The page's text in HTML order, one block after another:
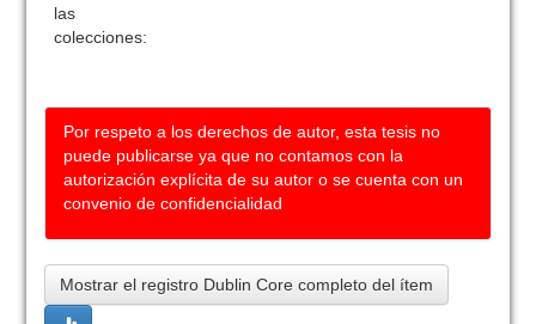
las
colecciones:
Por respeto a los derechos de autor, esta tesis no
puede publicarse ya que no contamos con la
autorización explícita de su autor o se cuenta con un
convenio de confidencialidad
Mostrar el registro Dublin Core completo del ítem